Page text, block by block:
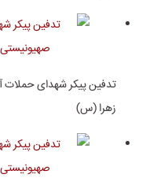
تدفین پیکر شهدای حملات
زهرا (س)